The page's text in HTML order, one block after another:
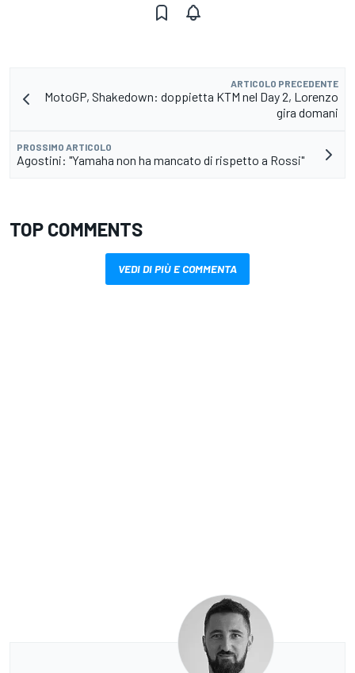
ARTICOLO PRECEDENTE
MotoGP, Shakedown: doppietta KTM nel Day 2, Lorenzo
gira domani
PROSSIMO ARTICOLO
Agostini: "Yamaha non ha mancato di rispetto a Rossi"
TOP COMMENTS
VEDI DI PIÙ E COMMENTA